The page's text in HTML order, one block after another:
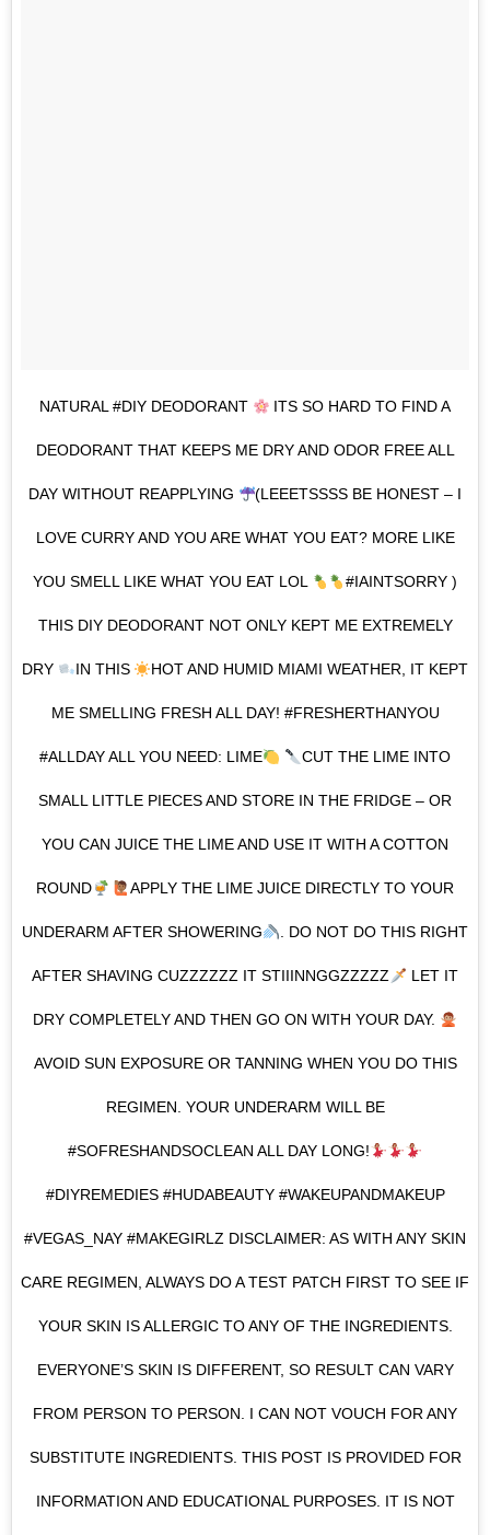
NATURAL #DIY DEODORANT ITS SO HARD TO FIND A
DEODORANT THAT KEEPS ME DRY AND ODOR FREE ALL
DAY WITHOUT REAPPLYING (LEEETSSSS BE HONEST – I
LOVE CURRY AND YOU ARE WHAT YOU EAT? MORE LIKE
YOU SMELL LIKE WHAT YOU EAT LOL #IAINTSORRY )
THIS DIY DEODORANT NOT ONLY KEPT ME EXTREMELY
DRY IN THIS HOT AND HUMID MIAMI WEATHER, IT KEPT
ME SMELLING FRESH ALL DAY! #FRESHERTHANYOU
#ALLDAY ALL YOU NEED: LIME CUT THE LIME INTO
SMALL LITTLE PIECES AND STORE IN THE FRIDGE – OR
YOU CAN JUICE THE LIME AND USE IT WITH A COTTON
ROUND APPLY THE LIME JUICE DIRECTLY TO YOUR
UNDERARM AFTER SHOWERING . DO NOT DO THIS RIGHT
AFTER SHAVING CUZZZZZZ IT STIIINNGGZZZZZ LET IT
DRY COMPLETELY AND THEN GO ON WITH YOUR DAY.
AVOID SUN EXPOSURE OR TANNING WHEN YOU DO THIS
REGIMEN. YOUR UNDERARM WILL BE
#SOFRESHANDSOCLEAN ALL DAY LONG!
#DIYREMEDIES #HUDABEAUTY #WAKEUPANDMAKEUP
#VEGAS_NAY #MAKEGIRLZ DISCLAIMER: AS WITH ANY SKIN
CARE REGIMEN, ALWAYS DO A TEST PATCH FIRST TO SEE IF
YOUR SKIN IS ALLERGIC TO ANY OF THE INGREDIENTS.
EVERYONE’S SKIN IS DIFFERENT, SO RESULT CAN VARY
FROM PERSON TO PERSON. I CAN NOT VOUCH FOR ANY
SUBSTITUTE INGREDIENTS. THIS POST IS PROVIDED FOR
INFORMATION AND EDUCATIONAL PURPOSES. IT IS NOT